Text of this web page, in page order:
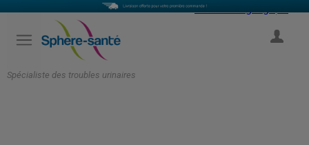
Spécialiste des troubles urinaires
Select Language